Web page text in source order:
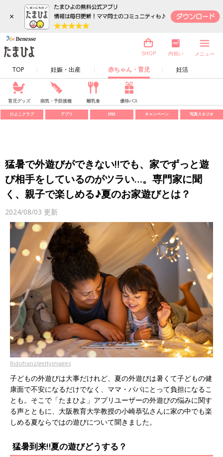
×
TOP 妊娠・出産 赤ちゃん・育児 妊活
SHOP 内祝い メニュー
育児グッズ 病気・予防接種 離乳食 優待パス
ひよこクラブ アプリ SNS キャンペーン 写真スタジオ
猛暑で外遊びができない‼でも、家でずっと遊
び相手をしているのがツラい…。専門家に聞
く、親子で楽しめる♪夏のお家遊びとは？
2024/08/03 更新
Ridofranz/gettyimages
子どもの外遊びは大事だけれど、夏の外遊びは暑くて子どもの健
康面で不安になるだけでなく、ママ・パパにとって負担になるこ
とも。そこで「たまひよ」アプリユーザーの外遊びの悩みに関す
る声とともに、大阪教育大学教授の小崎恭弘さんに家の中でも楽
しめる夏ならではの遊びについて聞きました。
猛暑到来‼夏の遊びどうする？